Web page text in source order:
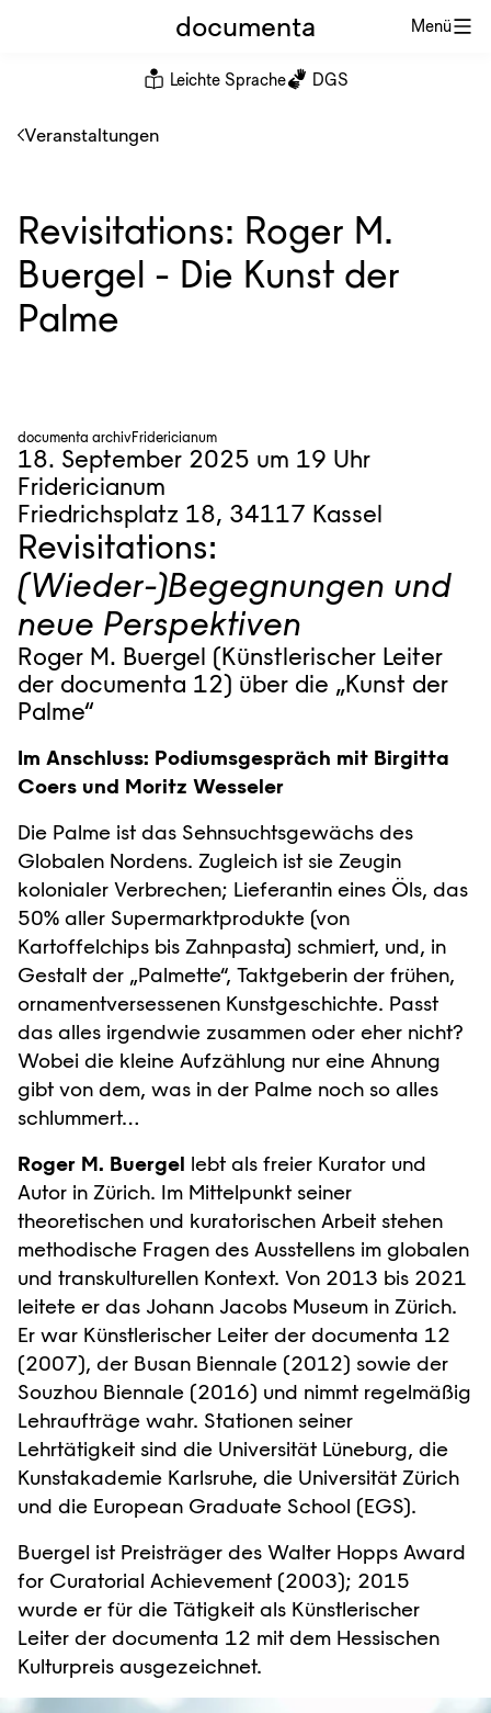
Menü
documenta
Leichte Sprache DGS
Veranstaltungen
Revisitations: Roger M.
Buergel - Die Kunst der
Palme
documenta archivFridericianum
18. September 2025 um 19 Uhr
Fridericianum
Friedrichsplatz 18, 34117 Kassel
Revisitations:
(Wieder-)Begegnungen und
neue Perspektiven
Roger M. Buergel (Künstlerischer Leiter
der documenta 12) über die „Kunst der
Palme“
Im Anschluss: Podiumsgespräch mit Birgitta
Coers und Moritz Wesseler
Die Palme ist das Sehnsuchtsgewächs des
Globalen Nordens. Zugleich ist sie Zeugin
kolonialer Verbrechen; Lieferantin eines Öls, das
50% aller Supermarktprodukte (von
Kartoffelchips bis Zahnpasta) schmiert, und, in
Gestalt der „Palmette“, Taktgeberin der frühen,
ornamentversessenen Kunstgeschichte. Passt
das alles irgendwie zusammen oder eher nicht?
Wobei die kleine Aufzählung nur eine Ahnung
gibt von dem, was in der Palme noch so alles
schlummert…
Roger M. Buergel lebt als freier Kurator und
Autor in Zürich. Im Mittelpunkt seiner
theoretischen und kuratorischen Arbeit stehen
methodische Fragen des Ausstellens im globalen
und transkulturellen Kontext. Von 2013 bis 2021
leitete er das Johann Jacobs Museum in Zürich.
Er war Künstlerischer Leiter der documenta 12
(2007), der Busan Biennale (2012) sowie der
Souzhou Biennale (2016) und nimmt regelmäßig
Lehraufträge wahr. Stationen seiner
Lehrtätigkeit sind die Universität Lüneburg, die
Kunstakademie Karlsruhe, die Universität Zürich
und die European Graduate School (EGS).
Buergel ist Preisträger des Walter Hopps Award
for Curatorial Achievement (2003); 2015
wurde er für die Tätigkeit als Künstlerischer
Leiter der documenta 12 mit dem Hessischen
Kulturpreis ausgezeichnet.